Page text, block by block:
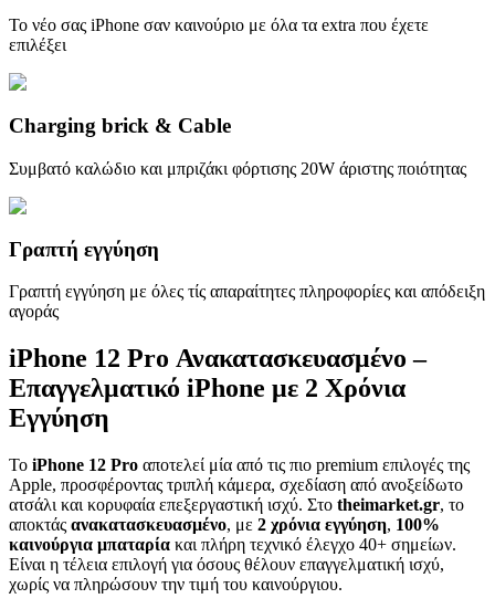
Το νέο σας iPhone σαν καινούριο με όλα τα extra που έχετε
επιλέξει
Charging brick & Cable
Συμβατό καλώδιο και μπριζάκι φόρτισης 20W άριστης ποιότητας
Γραπτή εγγύηση
Γραπτή εγγύηση με όλες τίς απαραίτητες πληροφορίες και απόδειξη
αγοράς
iPhone 12 Pro Ανακατασκευασμένο –
Επαγγελματικό iPhone με 2 Χρόνια
Εγγύηση
Το iPhone 12 Pro αποτελεί μία από τις πιο premium επιλογές της
Apple, προσφέροντας τριπλή κάμερα, σχεδίαση από ανοξείδωτο
ατσάλι και κορυφαία επεξεργαστική ισχύ. Στο theimarket.gr, το
αποκτάς ανακατασκευασμένο, με 2 χρόνια εγγύηση, 100%
καινούργια μπαταρία και πλήρη τεχνικό έλεγχο 40+ σημείων.
Είναι η τέλεια επιλογή για όσους θέλουν επαγγελματική ισχύ,
χωρίς να πληρώσουν την τιμή του καινούργιου.